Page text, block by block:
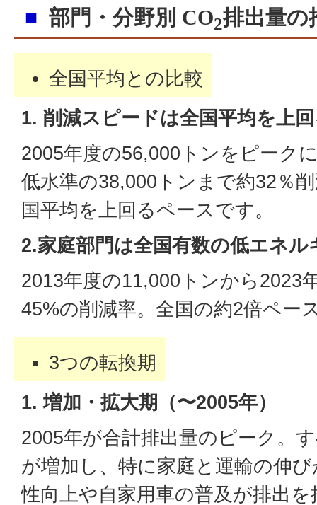
■ 部門・分野別 CO2排出量の
全国平均との比較
1. 削減スピードは全国平均を上
2005年度の56,000トンをピーク
低水準の38,000トンまで約32％
国平均を上回るペースです。
2.家庭部門は全国有数の低エネル
2013年度の11,000トンから2023
45%の削減率。全国の約2倍ペー
3つの転換期
1. 増加・拡大期（〜2005年）
2005年が合計排出量のピーク。
が増加し、特に家庭と運輸の伸
性向上や自家用車の普及が排出